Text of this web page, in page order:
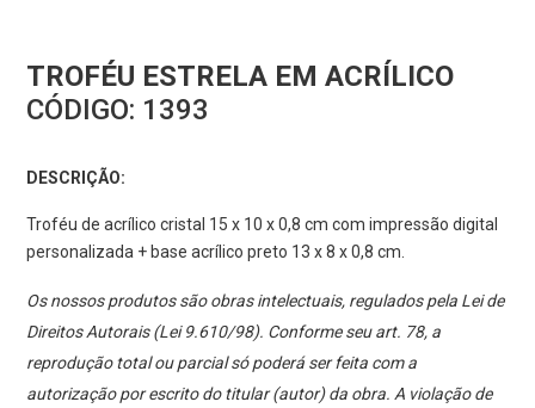
TROFÉU ESTRELA EM ACRÍLICO
CÓDIGO: 1393
DESCRIÇÃO:
Troféu de acrílico cristal 15 x 10 x 0,8 cm com impressão digital
personalizada + base acrílico preto 13 x 8 x 0,8 cm.
Os nossos produtos são obras intelectuais, regulados pela Lei de
Direitos Autorais (Lei 9.610/98). Conforme seu art. 78, a
reprodução total ou parcial só poderá ser feita com a
autorização por escrito do titular (autor) da obra. A violação de